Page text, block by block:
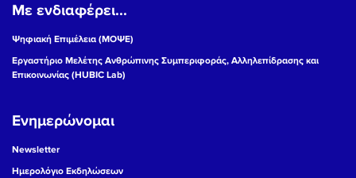
Με ενδιαφέρει...
Ψηφιακή Επιμέλεια (ΜΟΨΕ)
Εργαστήριο Μελέτης Ανθρώπινης Συμπεριφοράς, Αλληλεπίδρασης και
Επικοινωνίας (HUBIC Lab)
Ενημερώνομαι
Newsletter
Ημερολόγιο Εκδηλώσεων